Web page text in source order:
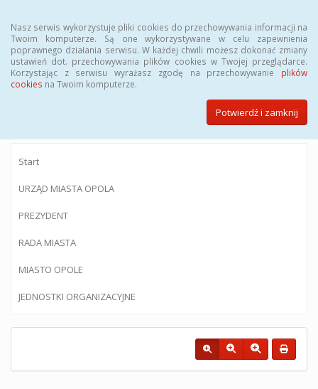
Nasz serwis wykorzystuje pliki cookies do przechowywania informacji na
Twoim komputerze. Są one wykorzystywane w celu zapewnienia
poprawnego działania serwisu. W każdej chwili możesz dokonać zmiany
ustawień dot. przechowywania plików cookies w Twojej przeglądarce.
Korzystając z serwisu wyrażasz zgodę na przechowywanie plików
cookies na Twoim komputerze.
Potwierdź i zamknij
BIULETYN INFORMACJI PUBLICZNEJ
Urzędu Miasta Opola
Start
URZĄD MIASTA OPOLA
PREZYDENT
RADA MIASTA
MIASTO OPOLE
JEDNOSTKI ORGANIZACYJNE